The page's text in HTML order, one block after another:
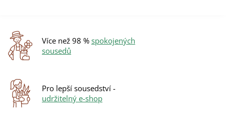
Více než 98 % spokojených
sousedů
Pro lepší sousedství -
udržitelný e-shop